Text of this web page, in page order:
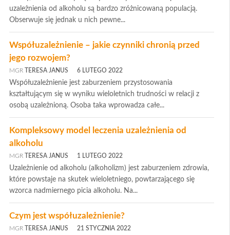
uzależnienia od alkoholu są bardzo zróżnicowaną populacją.
Obserwuje się jednak u nich pewne...
Współuzależnienie – jakie czynniki chronią przed
jego rozwojem?
MGR TERESA JANUS 6 LUTEGO 2022
Współuzależnienie jest zaburzeniem przystosowania
kształtującym się w wyniku wieloletnich trudności w relacji z
osobą uzależnioną. Osoba taka wprowadza całe...
Kompleksowy model leczenia uzależnienia od
alkoholu
MGR TERESA JANUS 1 LUTEGO 2022
Uzależnienie od alkoholu (alkoholizm) jest zaburzeniem zdrowia,
które powstaje na skutek wieloletniego, powtarzającego się
wzorca nadmiernego picia alkoholu. Na...
Czym jest współuzależnienie?
MGR TERESA JANUS 21 STYCZNIA 2022